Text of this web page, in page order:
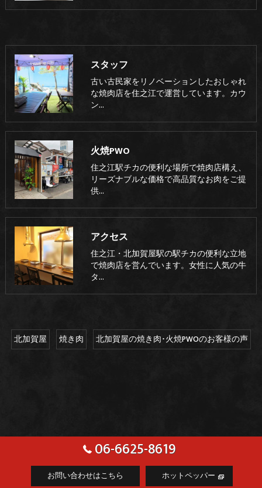
スタッフ
古い古民家をリノベーションしたおしゃれ
な焼肉店を住之江で運営しています。カウ
ン…
火焼PWO
住之江駅チカの便利な場所で焼肉店構え、
リーズナブルな価格で高品質なお肉をご提
供…
アクセス
住之江・北加賀屋駅の駅チカの便利な立地
で焼肉店を営んでいます。女性に人気の牛
タ…
北加賀屋 焼き肉 北加賀屋の焼き肉･火焼PWOのお客様の声
06-6625-8619
お問い合わせはこちら ホットペッパー